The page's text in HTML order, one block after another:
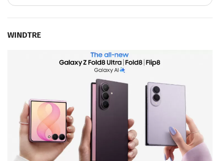
WINDTRE